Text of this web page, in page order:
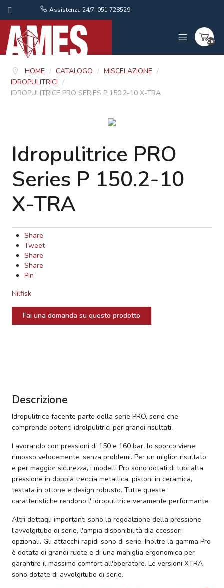
Assistenza 24/7: 051 728529
HOME / CATALOGO / MISCELAZIONE /
IDROPULITRICI /
IDROPULITRICE PRO SERIES P 150.2-10 X-TRA
Idropulitrice PRO
Series P 150.2-10
X-TRA
Share
Tweet
Share
Share
Pin
Nilfisk
Fai una domanda su questo prodotto
Descrizione
Idropulitrice facente parte della serie PRO, serie che
comprende potenti idrolpulitrici per grandi risultati.
Lavorando con pressioni di 150 e 160 bar, lo sporco viene
rimosso velocemente, senza problemi. Per un miglior risultato
e per maggior sicurezza, i modelli Pro sono dotati di tubi alta
pressione in doppia treccia metallica, pistoni in ceramica,
testata in ottone e design robusto. Tutte queste
caratteristiche rendono l' idropulitrice veramente performante.
Altri dettagli importanti sono la regoalzione della pressione,
l'avvolgitubo di serie, l'ampia disponibilità dia ccessori
opzionali. Gli attacchi rapidi sono di serie. Inoltre la gamma Pro
è dotata di grandi ruote e di una maniglia ergonomica per
garantire il massimo comfort all'operatore. Le versioni XTRA
sono dotate di avvolgitubo di serie.